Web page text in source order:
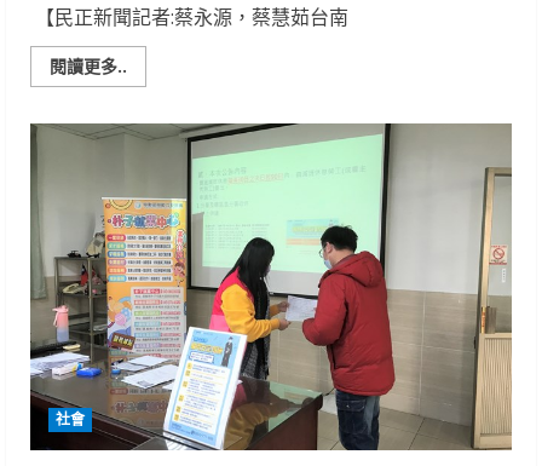
【民正新聞記者:蔡永源，蔡慧茹台南
閱讀更多..
more
程
職
前
教
育
南
警
交
大
溫
馨
傳
遞
「安
全」
社會